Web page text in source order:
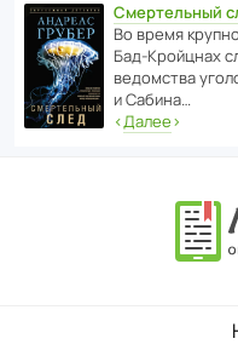
Смертельный
Во время
Бад‑Крой­цнах
ведомства
и Сабина…
‹Далее›